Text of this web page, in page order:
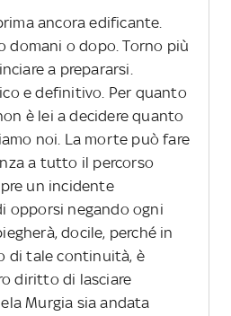
ancora edificante.
domani o dopo. Torno più
a prepararsi.
e definitivo. Per quanto
è lei a decidere quanto
noi. La morte può fare
a tutto il percorso
un incidente
opporsi negando ogni
docile, perché in
di tale continuità, è
diritto di lasciare
Murgia sia andata